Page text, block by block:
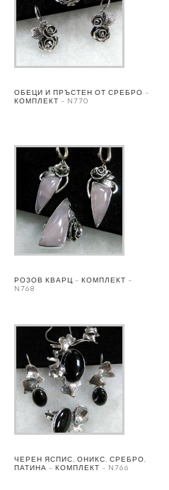
ОБЕЦИ И ПРЪСТЕН ОТ СРЕБРО –
КОМПЛЕКТ – N770
РОЗОВ КВАРЦ – КОМПЛЕКТ –
N768
ЧЕРЕН ЯСПИС, ОНИКС, СРЕБРО,
ПАТИНА – КОМПЛЕКТ – N766